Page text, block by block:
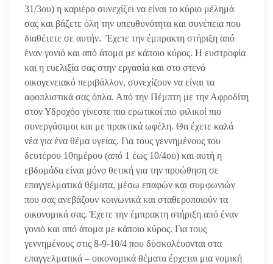
31/3ου) η καριέρα συνεχίζει να είναι το κύριο μέλημά
σας και βάζετε όλη την υπευθυνότητα και συνέπεια που
διαθέτετε σε αυτήν. Έχετε την έμπρακτη στήριξη από
έναν γονιό και από άτομα με κάποιο κύρος. Η ευστροφία
και η ευελιξία σας στην εργασία και στο στενό
οικογενειακό περιβάλλον, συνεχίζουν να είναι τα
αφοπλιστικά σας όπλα. Από την Πέμπτη με την Αφροδίτη
στον Υδροχόο γίνεστε πιο ερωτικοί πιο φιλικοί πιο
συνεργάσιμοι και με πρακτικά ωφέλη. Θα έχετε καλά
νέα για ένα θέμα υγείας. Για τους γεννημένους του
δευτέρου 10ημέρου (από 1 έως 10/4ου) και αυτή η
εβδομάδα είναι μόνο θετική για την προώθηση σε
επαγγελματικά θέματα, μέσω επαφών και συμφωνιών
που σας ανεβάζουν κοινωνικά και σταθεροποιούν τα
οικονομικά σας. Έχετε την έμπρακτη στήριξη από έναν
γονιό και από άτομα με κάποιο κύρος. Για τους
γεννημένους στις 8-9-10/4 που δύσκολέυονται στα
επαγγελματικά – οικονομικά θέματα έρχεται μια νομική